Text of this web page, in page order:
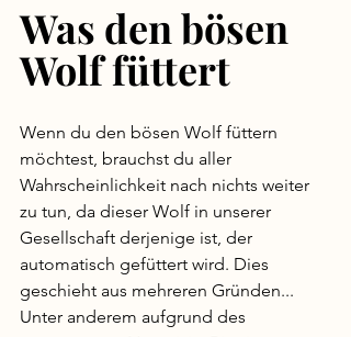
Was den bösen
Wolf füttert
Wenn du den bösen Wolf füttern
möchtest, brauchst du aller
Wahrscheinlichkeit nach nichts weiter
zu tun, da dieser Wolf in unserer
Gesellschaft derjenige ist, der
automatisch gefüttert wird. Dies
geschieht aus mehreren Gründen...
Unter anderem aufgrund des